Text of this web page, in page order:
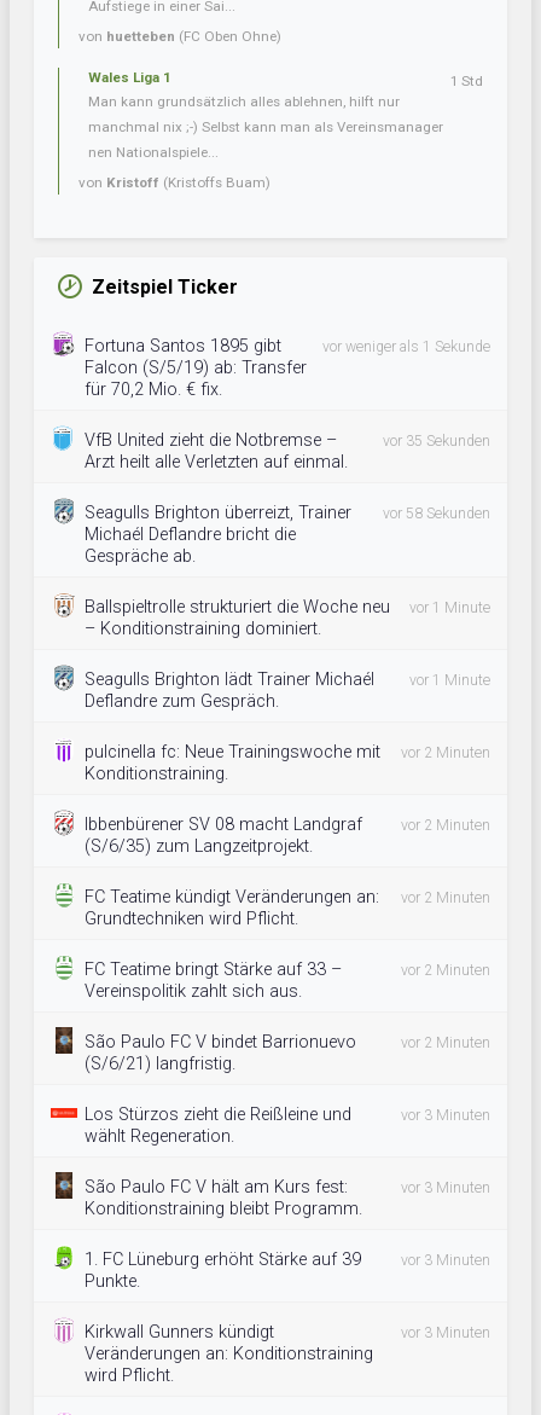
Aufstiege in einer Sai...
von huetteben (FC Oben Ohne)
Wales Liga 1
Man kann grundsätzlich alles ablehnen, hilft nur
manchmal nix ;-) Selbst kann man als Vereinsmanager
nen Nationalspiele...
von Kristoff (Kristoffs Buam)
1 Std
Zeitspiel Ticker
Fortuna Santos 1895 gibt
Falcon (S/5/19) ab: Transfer
für 70,2 Mio. € fix.
vor weniger als 1 Sekunde
VfB United zieht die Notbremse –
Arzt heilt alle Verletzten auf einmal.
vor 35 Sekunden
Seagulls Brighton überreizt, Trainer
Michaél Deflandre bricht die
Gespräche ab.
vor 58 Sekunden
Ballspieltrolle strukturiert die Woche neu
– Konditionstraining dominiert.
vor 1 Minute
Seagulls Brighton lädt Trainer Michaél
Deflandre zum Gespräch.
vor 1 Minute
pulcinella fc: Neue Trainingswoche mit
Konditionstraining.
vor 2 Minuten
Ibbenbürener SV 08 macht Landgraf
(S/6/35) zum Langzeitprojekt.
vor 2 Minuten
FC Teatime kündigt Veränderungen an:
Grundtechniken wird Pflicht.
vor 2 Minuten
FC Teatime bringt Stärke auf 33 –
Vereinspolitik zahlt sich aus.
vor 2 Minuten
São Paulo FC V bindet Barrionuevo
(S/6/21) langfristig.
vor 2 Minuten
Los Stürzos zieht die Reißleine und
wählt Regeneration.
vor 3 Minuten
São Paulo FC V hält am Kurs fest:
Konditionstraining bleibt Programm.
vor 3 Minuten
1. FC Lüneburg erhöht Stärke auf 39
Punkte.
vor 3 Minuten
Kirkwall Gunners kündigt
Veränderungen an: Konditionstraining
wird Pflicht.
vor 3 Minuten